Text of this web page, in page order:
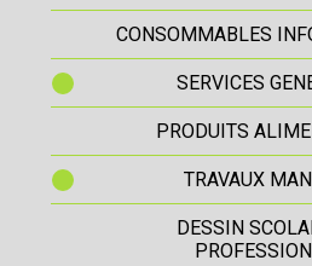
CONSOMMABLES
SERVICES
PRODUITS
TRAVAUX
DESSIN